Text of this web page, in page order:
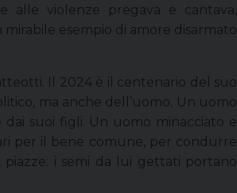
alle violenze pregava e cantava,
esempio di amore disarmato
Il 2024 è il centenario del suo
ma anche dell’uomo. Un uomo
dai suoi figli. Un uomo minacciato e
per il bene comune, per condurre
piazze: i semi da lui gettati portano